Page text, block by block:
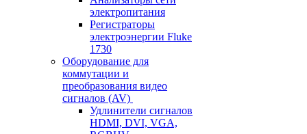
электропитания
Регистраторы
электроэнергии Fluke
1730
Оборудование для
коммутации и
преобразования видео
сигналов (AV)
Удлинители сигналов
HDMI, DVI, VGA,